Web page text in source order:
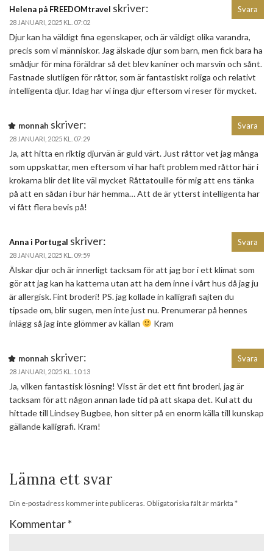
Helena på FREEDOMtravel skriver:
28 JANUARI, 2025 KL. 07:02
Djur kan ha väldigt fina egenskaper, och är väldigt olika varandra,
precis som vi människor. Jag älskade djur som barn, men fick bara ha
smådjur för mina föräldrar så det blev kaniner och marsvin och sånt.
Fastnade slutligen för råttor, som är fantastiskt roliga och relativt
intelligenta djur. Idag har vi inga djur eftersom vi reser för mycket.
Svara
monnah skriver:
28 JANUARI, 2025 KL. 07:29
Ja, att hitta en riktig djurvän är guld värt. Just råttor vet jag många
som uppskattar, men eftersom vi har haft problem med råttor här i
krokarna blir det lite väl mycket Råttatouille för mig att ens tänka
på att en sådan i bur här hemma… Att de är ytterst intelligenta har
vi fått flera bevis på!
Svara
Anna i Portugal skriver:
28 JANUARI, 2025 KL. 09:59
Älskar djur och är innerligt tacksam för att jag bor i ett klimat som
gör att jag kan ha katterna utan att ha dem inne i vårt hus då jag ju
är allergisk. Fint broderi! PS. jag kollade in kalligrafi sajten du
tipsade om, blir sugen, men inte just nu. Prenumerar på hennes
inlägg så jag inte glömmer av källan
Kram
Svara
monnah skriver:
28 JANUARI, 2025 KL. 10:13
Ja, vilken fantastisk lösning! Visst är det ett fint broderi, jag är
tacksam för att någon annan lade tid på att skapa det. Kul att du
hittade till Lindsey Bugbee, hon sitter på en enorm källa till kunskap
gällande kalligrafi. Kram!
Svara
Lämna ett svar
Din e-postadress kommer inte publiceras. Obligatoriska fält är märkta *
Kommentar*